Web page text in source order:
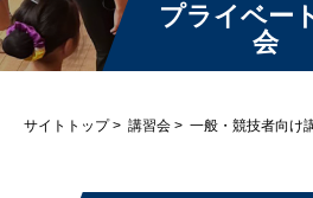
プライベー
会
サイトトップ> 講習会 > 一般・競技者向け